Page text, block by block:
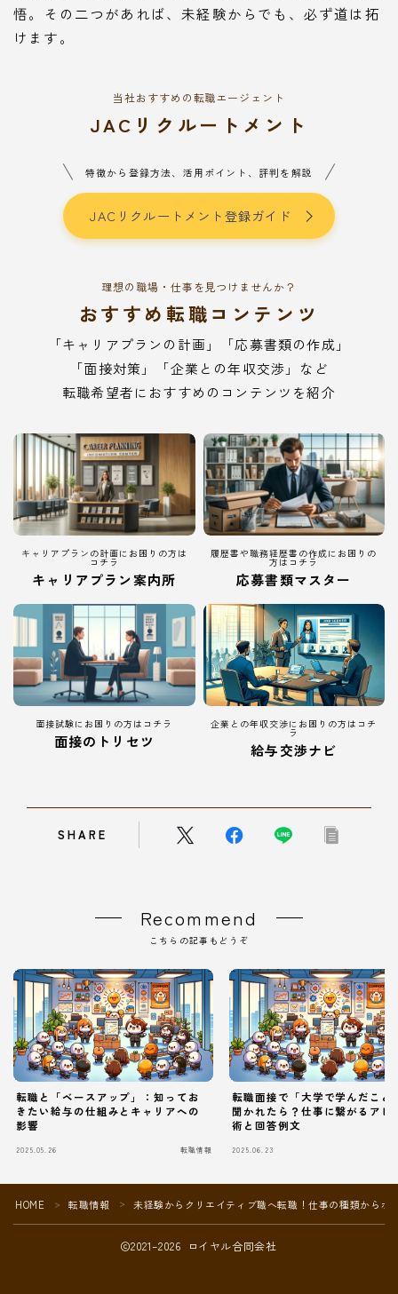
Follow Me
悟。その二つがあれば、未経験からでも、必ず道は拓
けます。
当社おすすめの転職エージェント
JACリクルートメント
特徴から登録方法、活用ポイント、評判を解説
JACリクルートメント登録ガイド
理想の職場・仕事を見つけませんか？
おすすめ転職コンテンツ
「キャリアプランの計画」「応募書類の作成」
「面接対策」「企業との年収交渉」など
転職希望者におすすめのコンテンツを紹介
キャリアプランの計画にお困りの方は
コチラ
キャリアプラン案内所
履歴書や職務経歴書の作成にお困りの
方はコチラ
応募書類マスター
面接試験にお困りの方はコチラ
面接のトリセツ
企業との年収交渉にお困りの方はコチ
ラ
給与交渉ナビ
SHARE
Recommend
こちらの記事もどうぞ
転職と「ベースアップ」：知ってお
きたい給与の仕組みとキャリアへの
影響
2025.05.26 転職情報
転職面接で「大学で学んだこと
聞かれたら？仕事に繋がるアピ
術と回答例文
2025.06.23
HOME ＞ 転職情報 ＞ 未経験からクリエイティブ職へ転職！仕事の種類からポ
2021–2026 ロイヤル合同会社